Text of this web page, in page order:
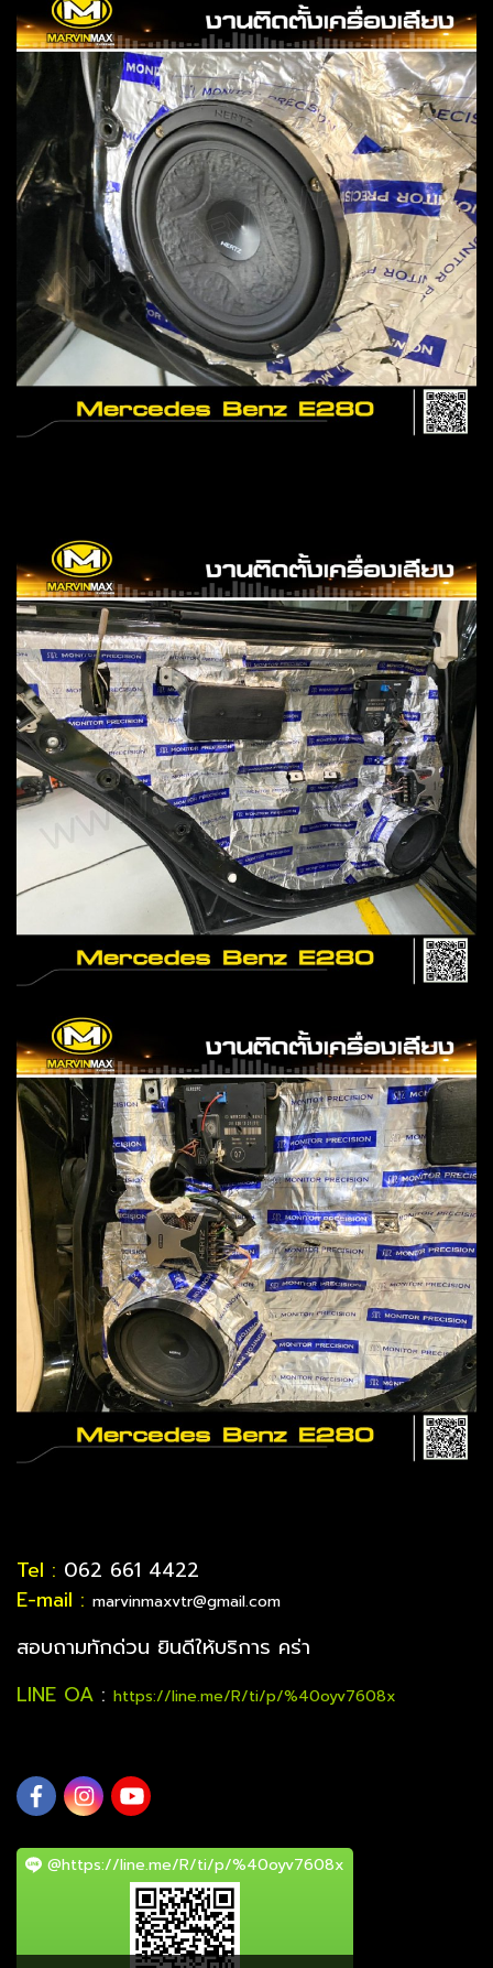
Tel : 062 661 4422
E-mail : marvinmaxvtr@gmail.com
สอบถามทักด่วน ยินดีให้บริการ คร่า
LINE OA : https://line.me/R/ti/p/%40oyv7608x
@https://line.me/R/ti/p/%40oyv7608x